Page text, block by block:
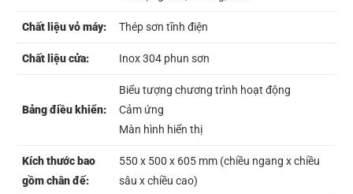
Chất liệu vỏ máy: Thép sơn tĩnh điện
Chất liệu cửa: Inox 304 phun sơn
Bảng điều khiển:
Biểu tượng chương trình hoạt động
Cảm ứng
Màn hình hiển thị
Kích thước bao
gồm chân đế:
550 x 500 x 605 mm (chiều ngang x chiều
sâu x chiều cao)